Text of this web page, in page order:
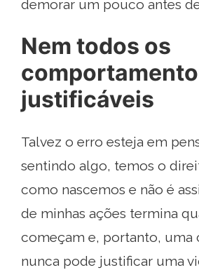
demorar um pouco antes
Nem todos os
justificáveis
Talvez o erro esteja em
sentindo algo, temos o
como nascemos e não é
de minhas ações termina
começam e, portanto, uma
nunca pode justificar uma